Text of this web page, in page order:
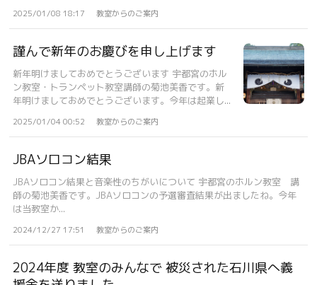
2025/01/08 18:17 教室からのご案内
謹んで新年のお慶びを申し上げます
新年明けましておめでとうございます 宇都宮のホル
ン教室・トランペット教室講師の菊池美香です。新
年明けましておめでとうございます。今年は起業し...
2025/01/04 00:52 教室からのご案内
JBAソロコン結果
JBAソロコン結果と音楽性のちがいについて 宇都宮のホルン教室 講
師の菊池美香です。JBAソロコンの予選審査結果が出ましたね。今年
は当教室か...
2024/12/27 17:51 教室からのご案内
2024年度 教室のみんなで 被災された石川県へ義